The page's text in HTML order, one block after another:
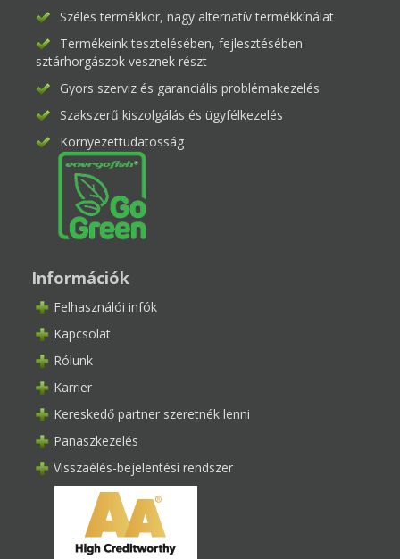
Széles termékkör, nagy alternatív termékkínálat
Termékeink tesztelésében, fejlesztésében
sztárhorgászok vesznek részt
Gyors szerviz és garanciális problémakezelés
Szakszerű kiszolgálás és ügyfélkezelés
Környezettudatosság
Információk
Felhasználói infók
Kapcsolat
Rólunk
Karrier
Kereskedő partner szeretnék lenni
Panaszkezelés
Visszaélés-bejelentési rendszer